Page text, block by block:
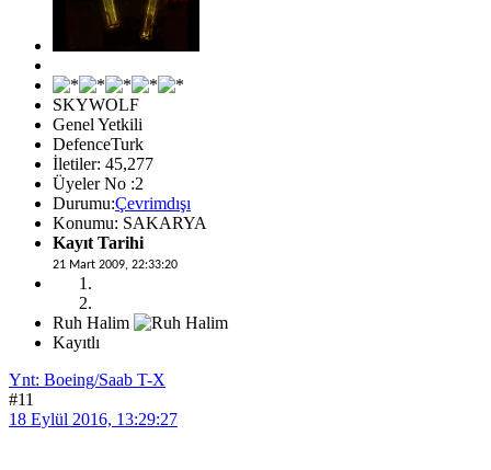
SKYWOLF
Genel Yetkili
DefenceTurk
İletiler: 45,277
Üyeler No :2
Durumu:Çevrimdışı
Konumu: SAKARYA
Kayıt Tarihi
21 Mart 2009, 22:33:20
Ruh Halim
Kayıtlı
Ynt: Boeing/Saab T-X
#11
18 Eylül 2016, 13:29:27